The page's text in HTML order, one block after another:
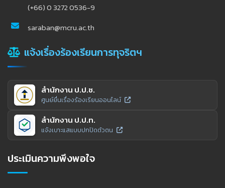
(+66) 0 3272 0536-9
saraban@mcru.ac.th
แจ้งเรื่องร้องเรียนการทุจริตฯ
สำนักงาน ป.ป.ช.
ศูนย์ยื่นเรื่องร้องเรียนออนไลน์
สำนักงาน ป.ป.ท.
แจ้งเบาะแสแบบปกปิดตัวตน
ประเมินความพึงพอใจ